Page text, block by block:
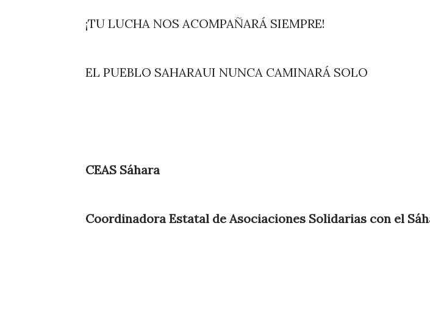
¡TU LUCHA NOS ACOMPAÑARÁ SIEMPRE!
EL PUEBLO SAHARAUI NUNCA CAMINARÁ SOLO
CEAS Sáhara
Coordinadora Estatal de Asociaciones Solidarias con el